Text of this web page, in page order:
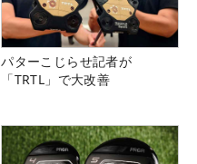
パターこじらせ記者が
「TRTL」で大改善